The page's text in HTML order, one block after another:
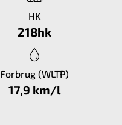
HK
218hk
Forbrug (WLTP)
17,9 km/l